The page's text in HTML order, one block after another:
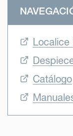
Localice
Catálogo